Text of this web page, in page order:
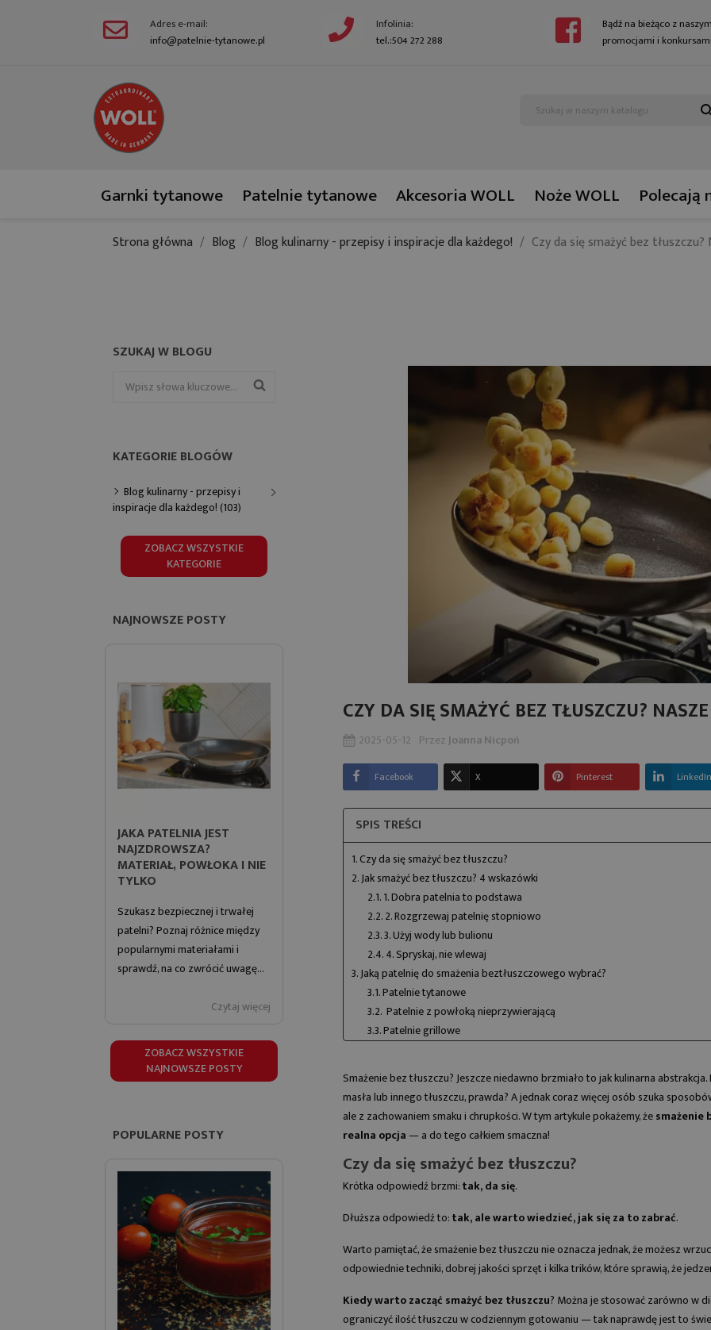
Adres e-mail:
info@patelnie-tytanowe.pl
Infolinia:
tel.:504 272 288
Bądź na bieżąco z
promocjami i
Garnki tytanowe Patelnie tytanowe Akcesoria WOLL Noże WOLL Polecają
Strona główna Blog Blog kulinarny - przepisy i inspiracje dla każdego! Czy da się smażyć bez
SZUKAJ W BLOGU
KATEGORIE BLOGÓW
Blog kulinarny - przepisy i
inspiracje dla każdego! (103)
ZOBACZ WSZYSTKIE
KATEGORIE
NAJNOWSZE POSTY
JAKA PATELNIA JEST
NAJZDROWSZA?
MATERIAŁ, POWŁOKA I NIE
TYLKO
Szukasz bezpiecznej i trwałej
patelni? Poznaj różnice między
popularnymi materiałami i
sprawdź, na co zwrócić uwagę...
Czytaj więcej
CZYM JEST TYTAN I
DLACZEGO TO IDEALNY
MATERIAŁ NA TWOJĄ
NOWĄ PATELNIĘ?
Sprawdź, czym jest tytan i
dlaczego patelnie z powłoką
tytanową są cenione za trwałość,
wygodę oraz komfort...
Czytaj więcej
KUCHENNYCH I ICH
ZASTOSOWANIE
Dobrze dobrane noże kuchenne
ułatwiają codzienne gotowanie i
precyzyjne przygotowywanie
ZOBACZ WSZYSTKIE
NAJNOWSZE POSTY
POPULARNE POSTY
CZY DA SIĘ SMAŻYĆ BEZ TŁUSZCZU?
2025-05-12 PrzezJoanna Nicpoń
Facebook X Pinterest LinkedIn
SPIS TREŚCI
1. Czy da się smażyć bez tłuszczu?
2. Jak smażyć bez tłuszczu? 4 wskazówki
2.1. 1. Dobra patelnia to podstawa
2.2. 2. Rozgrzewaj patelnię stopniowo
2.3. 3. Użyj wody lub bulionu
2.4. 4. Spryskaj, nie wlewaj
3. Jaką patelnię do smażenia beztłuszczowego wybrać?
3.1. Patelnie tytanowe
3.2. Patelnie z powłoką nieprzywierającą
3.3. Patelnie grillowe
Smażenie bez tłuszczu? Jeszcze niedawno brzmiało to jak kulinarna
masła lub innego tłuszczu, prawda? A jednak coraz więcej osób szuka
ale z zachowaniem smaku i chrupkości. W tym artykule pokażemy, żesmażenie
realna opcja— a do tego całkiem smaczna!
Czy da się smażyć bez tłuszczu?
Krótka odpowiedź brzmi:tak, da się.
Dłuższa odpowiedź to:tak, ale warto wiedzieć, jak się za to zabrać.
Warto pamiętać, że smażenie bez tłuszczu nie oznacza jednak, że możesz
odpowiednie techniki, dobrej jakości sprzęt i kilka trików, które sprawią, że
Kiedy warto zacząć smażyć bez tłuszczu? Można je stosować zarówno w
ograniczyć ilość tłuszczu w codziennym gotowaniu — tak naprawdę jest to